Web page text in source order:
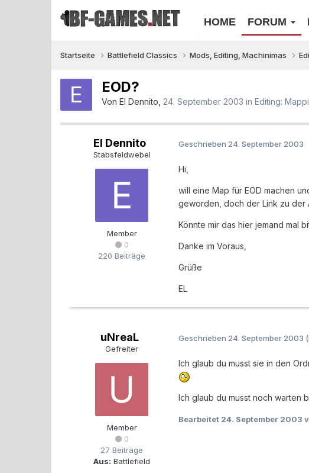
HOME FORUM
Startseite Battlefield Classics Mods, Editing, Machinimas
EOD?
Von El Dennito 24. September 2003 in Editing:
El Dennito
Stabsfeldwebel
Member
0
220 Beiträge
Geschrieben 24. September 2003
Hi,
will eine Map für EOD machen
geworden, doch der Link zu der
Könnte mir das hier jemand mal
Danke im Voraus,
Grüße
EL
uNreaL
Gefreiter
Member
0
27 Beiträge
Aus: Battlefield
Geschrieben 24. September 2003
Ich glaub du musst sie in den
Ich glaub du musst noch warten
Bearbeitet 24. September 2003